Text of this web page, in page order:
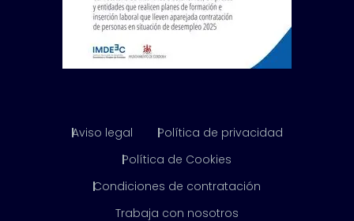
Aviso legal
Política de privacidad
Política de Cookies
Condiciones de contratación
Trabaja con nosotros